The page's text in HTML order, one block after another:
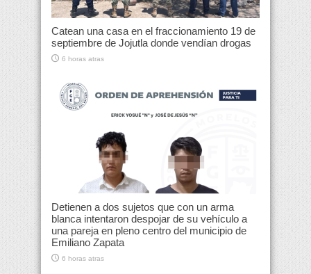
Catean una casa en el fraccionamiento 19 de
septiembre de Jojutla donde vendían drogas
6 horas atras
Detienen a dos sujetos que con un arma
blanca intentaron despojar de su vehículo a
una pareja en pleno centro del municipio de
Emiliano Zapata
6 horas atras